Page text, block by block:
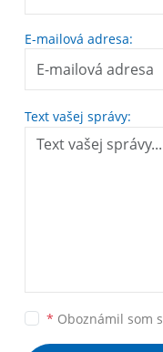
E-mailová adresa:
Text vašej správy:
* Oboznámil som